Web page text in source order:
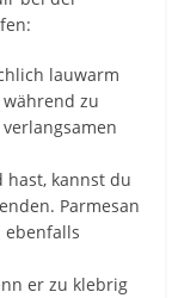
lauwarm
zu
hast, kannst du
Parmesan
ebenfalls
er zu klebrig